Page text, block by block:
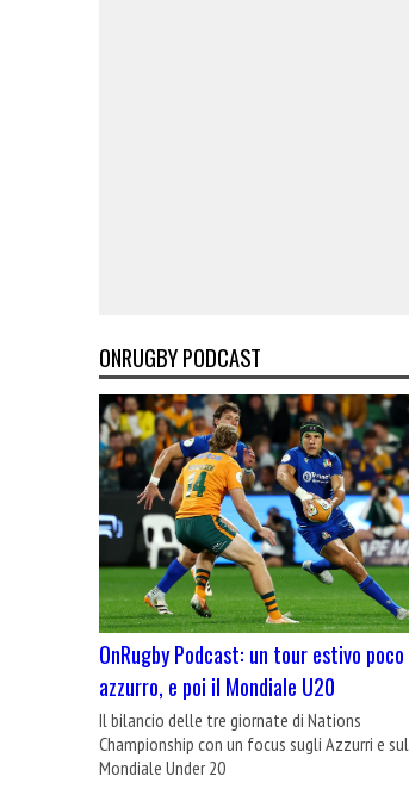
ONRUGBY PODCAST
OnRugby Podcast: un tour estivo poco
azzurro, e poi il Mondiale U20
Il bilancio delle tre giornate di Nations
Championship con un focus sugli Azzurri e sul
Mondiale Under 20